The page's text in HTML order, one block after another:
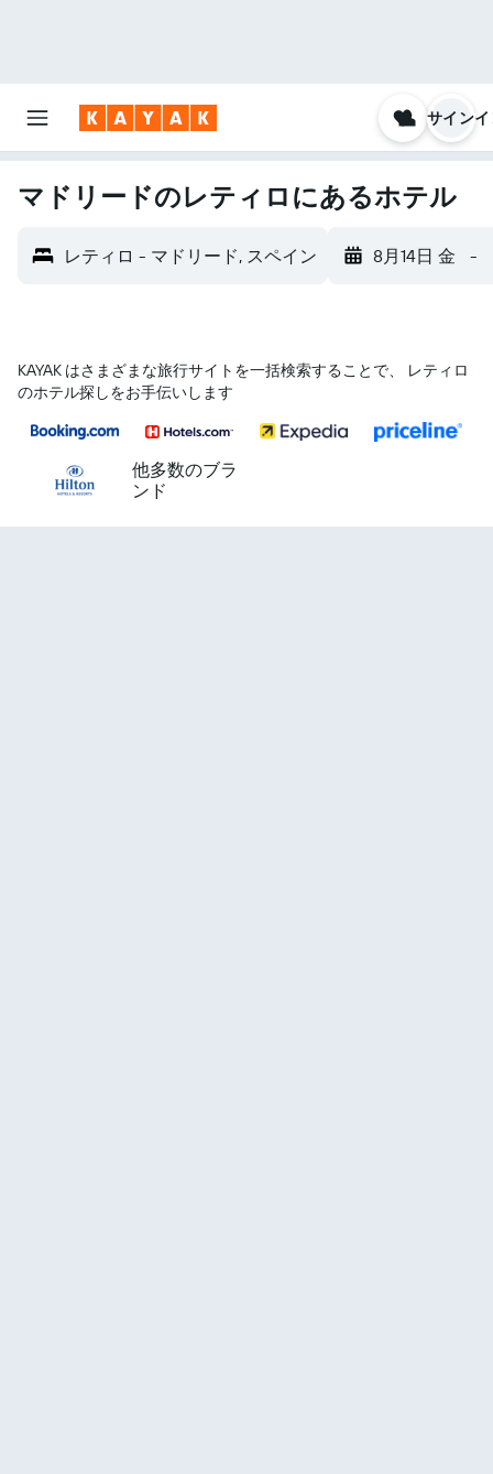
サイン
マドリードのレティロにあるホテル
レティロ - マドリード, スペイン 8月14日 金 -
KAYAK はさまざまな旅行サイトを一括検索することで、 レティロ
のホテル探しをお手伝いします
他多数のブラ
ンド